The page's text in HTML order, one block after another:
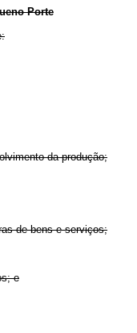
Porte
da produção;
de bens e serviços;
e